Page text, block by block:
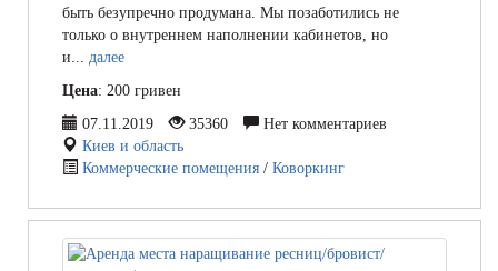
быть безупречно продумана. Мы позаботились не
только о внутреннем наполнении кабинетов, но
и... далее
Цена: 200 гривен
07.11.2019
35360
Нет комментариев
Киев и область
Коммерческие помещения / Коворкинг